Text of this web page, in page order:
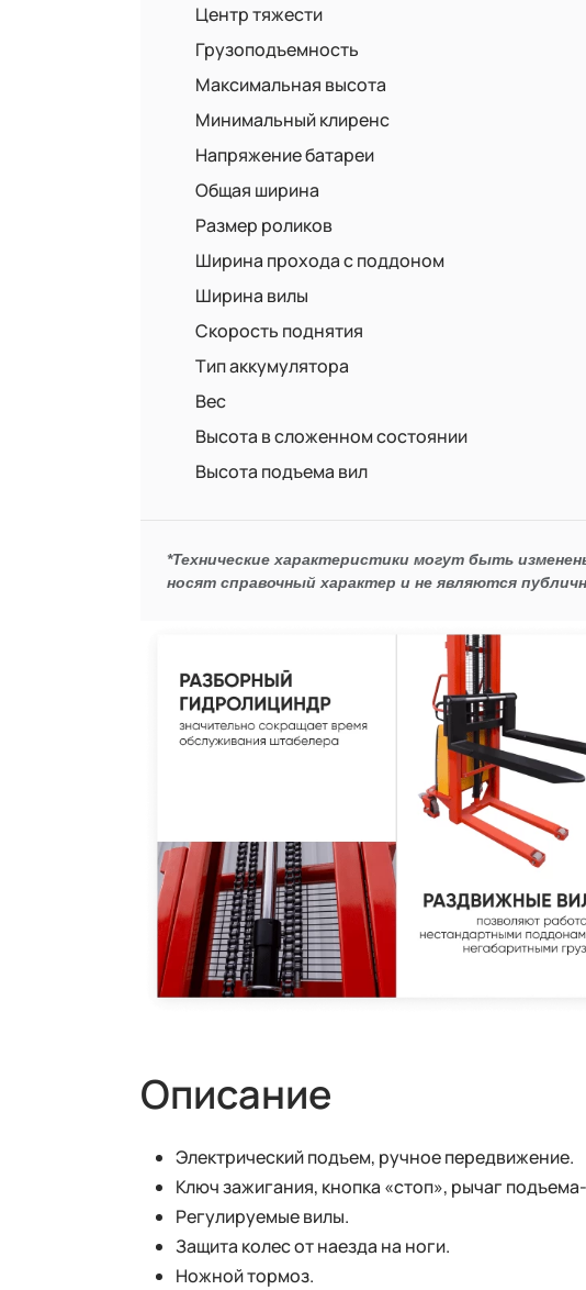
Центр тяжести
Грузоподъемность
Максимальная высота
Минимальный клиренс
Напряжение батареи
Общая ширина
Размер роликов
Ширина прохода с поддоном
Ширина вилы
Скорость поднятия
Тип аккумулятора
Вес
Высота в сложенном состоянии
Высота подъема вил
*Технические характеристики могут быть
носят справочный характер и не являются
Описание
Электрический подъем, ручное передвижение.
Ключ зажигания, кнопка «стоп», рычаг
Регулируемые вилы.
Защита колес от наезда на ноги.
Ножной тормоз.